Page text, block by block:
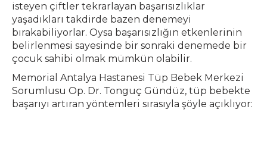
isteyen çiftler tekrarlayan başarısızlıklar
yaşadıkları takdirde bazen denemeyi
bırakabiliyorlar. Oysa başarısızlığın etkenlerinin
belirlenmesi sayesinde bir sonraki denemede bir
çocuk sahibi olmak mümkün olabilir.
Memorial Antalya Hastanesi Tüp Bebek Merkezi
Sorumlusu Op. Dr. Tonguç Gündüz, tüp bebekte
başarıyı artıran yöntemleri sırasıyla şöyle açıklıyor: